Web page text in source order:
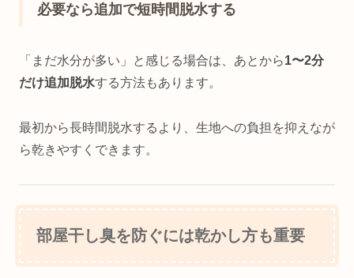
必要なら追加で短時間脱水する
「まだ水分が多い」と感じる場合は、あとから1〜2分
だけ追加脱水する方法もあります。
最初から長時間脱水するより、生地への負担を抑えなが
ら乾きやすくできます。
部屋干し臭を防ぐには乾かし方も重要